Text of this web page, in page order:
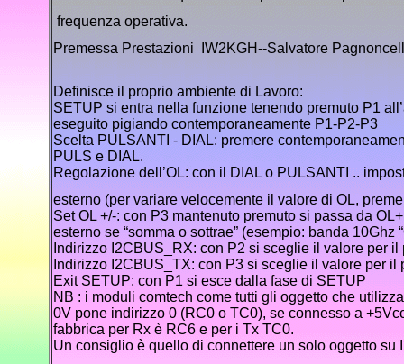
frequenza operativa.
Premessa Prestazioni IW2KGH--Salvatore
Definisce il proprio ambiente di Lavoro:
SETUP si entra nella funzione tenendo premuto P1
eseguito pigiando contemporaneamente P1-P2-P3
Scelta PULSANTI - DIAL: premere
PULS e DIAL.
Regolazione dell’OL: con il DIAL o PULSANTI ..
esterno (per variare velocemente il valore di OL,
Set OL +/-: con P3 mantenuto premuto si passa da
esterno se “somma o sottrae” (esempio: banda 10Ghz
Indirizzo I2CBUS_RX: con P2 si sceglie il valore per il
Indirizzo I2CBUS_TX: con P3 si sceglie il valore per il
Exit SETUP: con P1 si esce dalla fase di SETUP
NB : i moduli comtech come tutti gli oggetto che
0V pone indirizzo 0 (RC0 o TC0), se connesso a
fabbrica per Rx è RC6 e per i Tx TC0.
Un consiglio è quello di connettere un solo oggetto